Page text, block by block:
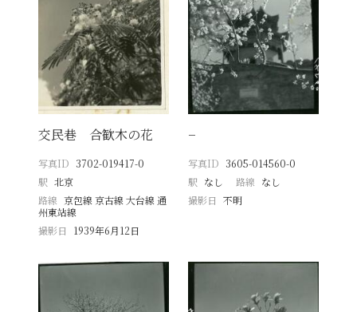
交民巷 合歓木の花
写真ID 3702-019417-0
駅 北京
路線 京包線 京古線 大台線 通
州東站線
撮影日
1939年6月12日
−
写真ID 3605-014560-0
駅 なし 路線 なし
撮影日 不明